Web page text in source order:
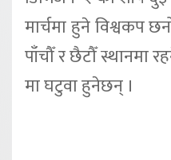
मार्चमा हुने विश्वकप
पाँचौँ र छैटौँ स्थानमा
मा घटुवा हुनेछन् ।